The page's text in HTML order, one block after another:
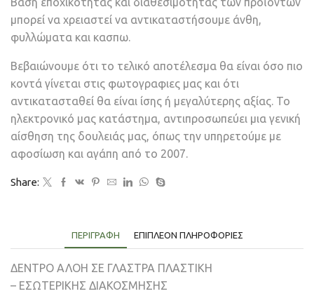
μπορεί να χρειαστεί να αντικαταστήσουμε άνθη,
φυλλώματα και κασπω.
Βεβαιώνουμε ότι το τελικό αποτέλεσμα θα είναι όσο πιο
κοντά γίνεται στις φωτογραφιες μας και ότι
αντικατασταθεί θα είναι ίσης ή μεγαλύτερης αξίας. Το
ηλεκτρονικό μας κατάστημα, αντιπροσωπεύει μια γενική
αίσθηση της δουλειάς μας, όπως την υπηρετούμε με
αφοσίωση και αγάπη από το 2007.
Share:
ΠΕΡΙΓΡΑΦΉ ΕΠΙΠΛΈΟΝ ΠΛΗΡΟΦΟΡΊΕΣ
ΔΕΝΤΡΟ ΑΛΟΗ ΣΕ ΓΛΑΣΤΡΑ ΠΛΑΣΤΙΚΗ
– ΕΣΩΤΕΡΙΚΗΣ ΔΙΑΚΟΣΜΗΣΗΣ